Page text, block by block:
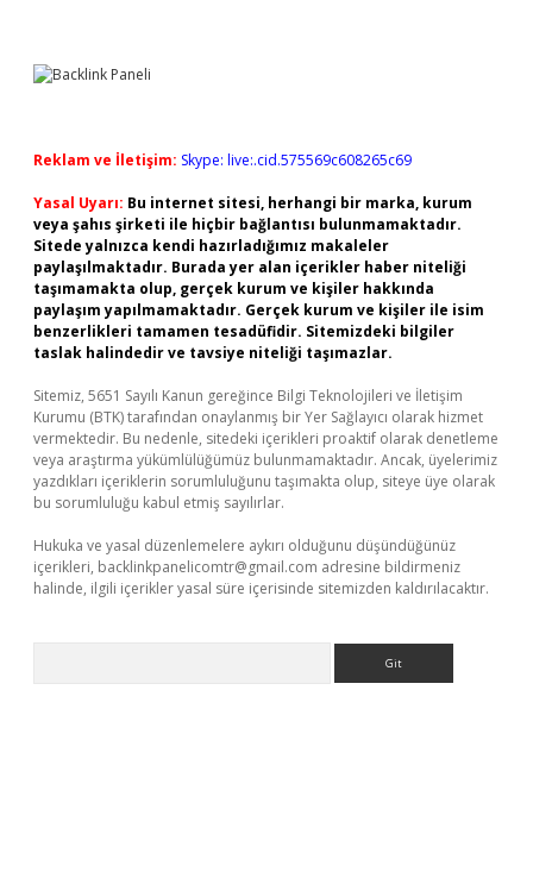
Reklam ve İletişim: Skype: live:.cid.575569c608265c69
Yasal Uyarı: Bu internet sitesi, herhangi bir marka, kurum
veya şahıs şirketi ile hiçbir bağlantısı bulunmamaktadır.
Sitede yalnızca kendi hazırladığımız makaleler
paylaşılmaktadır. Burada yer alan içerikler haber niteliği
taşımamakta olup, gerçek kurum ve kişiler hakkında
paylaşım yapılmamaktadır. Gerçek kurum ve kişiler ile isim
benzerlikleri tamamen tesadüfidir. Sitemizdeki bilgiler
taslak halindedir ve tavsiye niteliği taşımazlar.
Sitemiz, 5651 Sayılı Kanun gereğince Bilgi Teknolojileri ve İletişim
Kurumu (BTK) tarafından onaylanmış bir Yer Sağlayıcı olarak hizmet
vermektedir. Bu nedenle, sitedeki içerikleri proaktif olarak denetleme
veya araştırma yükümlülüğümüz bulunmamaktadır. Ancak, üyelerimiz
yazdıkları içeriklerin sorumluluğunu taşımakta olup, siteye üye olarak
bu sorumluluğu kabul etmiş sayılırlar.
Hukuka ve yasal düzenlemelere aykırı olduğunu düşündüğünüz
içerikleri, backlinkpanelicomtr@gmail.com adresine bildirmeniz
halinde, ilgili içerikler yasal süre içerisinde sitemizden kaldırılacaktır.